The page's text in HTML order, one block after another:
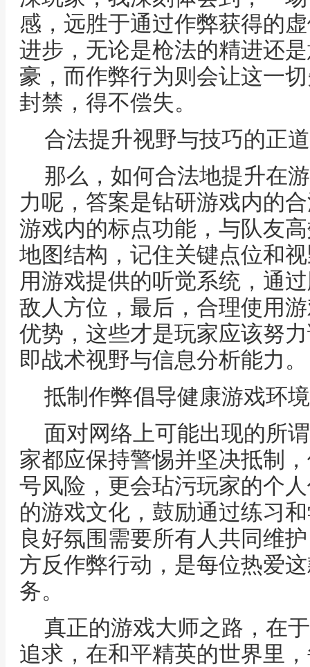
感，远胜于通过作弊获得的
进步，无论是枪法的精进还
豪，而作弊行为则会让这一
封禁，得不偿失。
合法提升视野与技巧的正道
那么，如何合法地提升在
力呢，答案是钻研游戏内的
游戏内的标点功能，与队友
地图结构，记住关键点位和
用游戏提供的听觉系统，通
敌人方位，最后，合理使用
优势，这些才是玩家应该努
即战术视野与信息分析能力。
抵制作弊倡导健康游戏环境
面对网络上可能出现的所
家都应保持警惕并坚决抵制
号风险，更会玷污玩家的个
的游戏文化，鼓励通过练习
良好氛围需要所有人共同维
方反作弊行动，是每位热爱
务。
真正的游戏大师之路，在
追求，在和平精英的世界里